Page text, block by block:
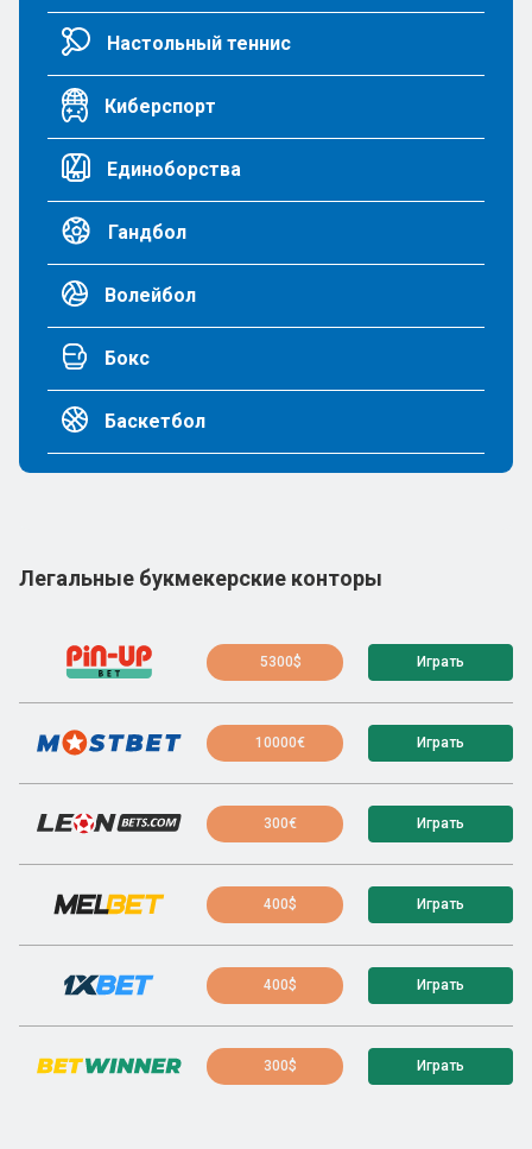
Настольный теннис
Киберспорт
Единоборства
Гандбол
Волейбол
Бокс
Баскетбол
Легальные букмекерские конторы
5300$ Играть
10000€ Играть
300€ Играть
400$ Играть
400$ Играть
300$ Играть